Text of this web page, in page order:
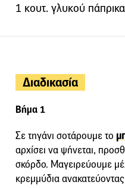
1 κουτ. γλυκού
Διαδικασία
Βήμα 1
Σε τηγάνι σοτάρουμε το
αρχίσει να ψήνεται,
σκόρδο. Μαγειρεύουμε
κρεμμύδια